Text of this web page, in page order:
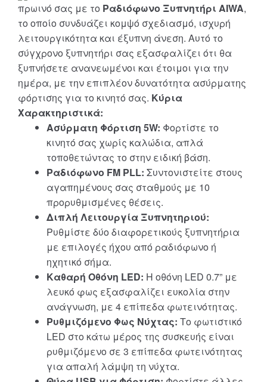
πρωινό σας με το Ραδιόφωνο Ξυπνητήρι AIWA,
το οποίο συνδυάζει κομψό σχεδιασμό, ισχυρή
λειτουργικότητα και έξυπνη άνεση. Αυτό το
σύγχρονο ξυπνητήρι σας εξασφαλίζει ότι θα
ξυπνήσετε ανανεωμένοι και έτοιμοι για την
ημέρα, με την επιπλέον δυνατότητα ασύρματης
φόρτισης για το κινητό σας. Κύρια
Χαρακτηριστικά:
Ασύρματη Φόρτιση 5W: Φορτίστε το
κινητό σας χωρίς καλώδια, απλά
τοποθετώντας το στην ειδική βάση.
Ραδιόφωνο FM PLL: Συντονιστείτε στους
αγαπημένους σας σταθμούς με 10
προρυθμισμένες θέσεις.
Διπλή Λειτουργία Ξυπνητηριού:
Ρυθμίστε δύο διαφορετικούς ξυπνητήρια
με επιλογές ήχου από ραδιόφωνο ή
ηχητικό σήμα.
Καθαρή Οθόνη LED: Η οθόνη LED 0.7” με
λευκό φως εξασφαλίζει ευκολία στην
ανάγνωση, με 4 επίπεδα φωτεινότητας.
Ρυθμιζόμενο Φως Νύχτας: Το φωτιστικό
LED στο κάτω μέρος της συσκευής είναι
ρυθμιζόμενο σε 3 επίπεδα φωτεινότητας
για απαλή λάμψη τη νύχτα.